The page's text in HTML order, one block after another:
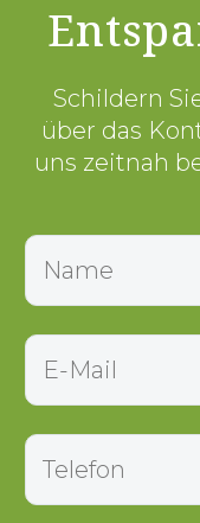
Schildern
über das
uns zeitnah